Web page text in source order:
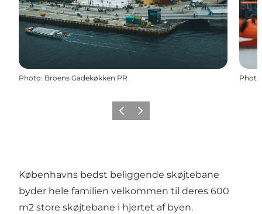
Photo: Broens Gadekøkken PR Photo
Previous
Next
Københavns bedst beliggende skøjtebane
byder hele familien velkommen til deres 600
m2 store skøjtebane i hjertet af byen.